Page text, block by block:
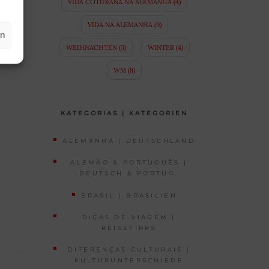
VIDA NA ALEMANHA (9)
WEIHNACHTEN(3) WINTER (4)
WM (8)
KATEGORIAS | KATEGORIEN
ALEMANHA | DEUTSCHLAND
ALEMÃO & PORTUGUÊS |
DEUTSCH & PORTUG.
BRASIL | BRASILIEN
DICAS DE VIAGEM |
REISETIPPS
DIFERENÇAS CULTURAIS |
KULTURUNTERSCHIEDE